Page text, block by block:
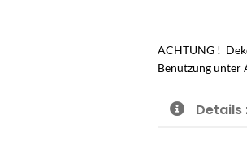
ACHTUNG !
Benutzung unter
Details